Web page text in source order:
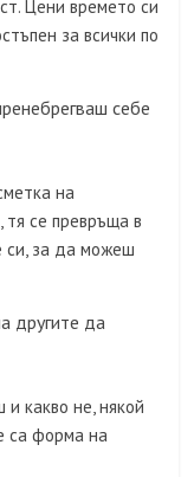
Цени времето си
за всички по
себе
на
тя се превръща в
си, за да можеш
другите да
какво не, някой
са форма на